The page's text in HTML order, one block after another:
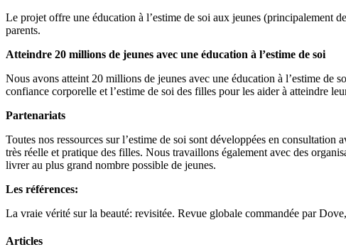
Le projet offre une éducation à l’estime de soi aux jeunes (principalement
parents.
Atteindre 20 millions de jeunes avec une éducation à l’estime de soi
Nous avons atteint 20 millions de jeunes avec une éducation à l’estime de
confiance corporelle et l’estime de soi des filles pour les aider à atteindre
Partenariats
Toutes nos ressources sur l’estime de soi sont développées en
très réelle et pratique des filles. Nous travaillons également avec des
livrer au plus grand nombre possible de jeunes.
Les références:
La vraie vérité sur la beauté: revisitée. Revue globale commandée par
Articles